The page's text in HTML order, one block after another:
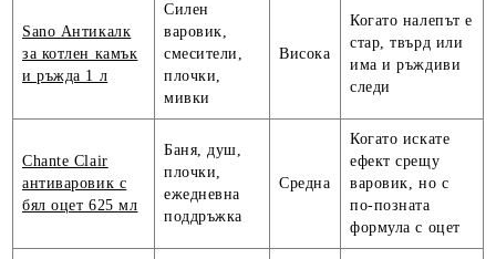
Sano Антикалк
за котлен камък
и ръжда 1 л
Силен
варовик,
смесители,
плочки,
мивки
Висока
Когато налепът е
стар, твърд или
има и ръждиви
следи
Chante Clair
антиваровик с
бял оцет 625 мл
Баня, душ,
плочки,
ежедневна
поддръжка
Средна
Когато искате
ефект срещу
варовик, но с
по-позната
формула с оцет